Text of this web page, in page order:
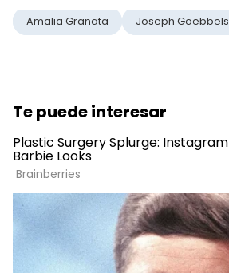
Amalia Granata Joseph Goebbels